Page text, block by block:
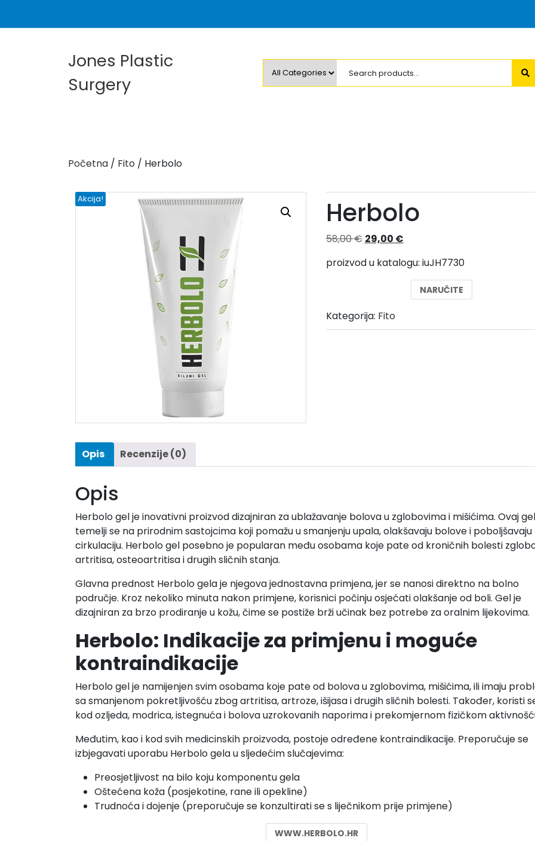
Jones Plastic
Surgery
Početna / Fito / Herbolo
Akcija! Herbolo
58,00€ Izvorna
bila
29,00 €Trenutna
je:
29,00 €.
proizvod u katalogu: iuJH7730
NARUČITE
Kategorija: Fito
Opis Recenzije (0)
Opis
Herbolo gel je inovativni proizvod dizajniran za ublažavanje bolova u zglobovima i mišićima. Ovaj gel
temelji se na prirodnim sastojcima koji pomažu u smanjenju upala, olakšavaju bolove i poboljšavaju
cirkulaciju. Herbolo gel posebno je popularan među osobama koje pate od kroničnih bolesti
artritisa, osteoartritisa i drugih sličnih stanja.
Glavna prednost Herbolo gela je njegova jednostavna primjena, jer se nanosi direktno na bolno
područje. Kroz nekoliko minuta nakon primjene, korisnici počinju osjećati olakšanje od boli. Gel je
dizajniran za brzo prodiranje u kožu, čime se postiže brži učinak bez potrebe za oralnim lijekovima.
Herbolo: Indikacije za primjenu i moguće
kontraindikacije
Herbolo gel je namijenjen svim osobama koje pate od bolova u zglobovima, mišićima, ili imaju
sa smanjenom pokretljivošću zbog artritisa, artroze, išijasa i drugih sličnih bolesti. Također, koristi
kod ozljeda, modrica, istegnuća i bolova uzrokovanih naporima i prekomjernom fizičkom
Međutim, kao i kod svih medicinskih proizvoda, postoje određene kontraindikacije. Preporučuje se
izbjegavati uporabu Herbolo gela u sljedećim slučajevima:
Preosjetljivost na bilo koju komponentu gela
Oštećena koža (posjekotine, rane ili opekline)
Trudnoća i dojenje (preporučuje se konzultirati se s liječnikom prije primjene)
WWW.HERBOLO.HR